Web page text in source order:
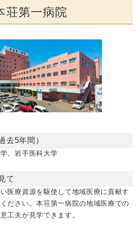
荘第一病院
去5年間）
、岩手医科大学
て
医療資源を駆使して地域医療に貢献す
ださい。本荘第一病院の地域医療での
工夫が見学できます。